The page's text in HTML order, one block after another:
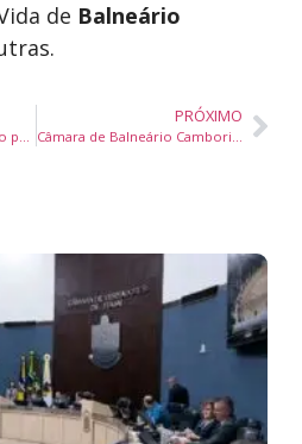
de Balneário
Maior residencial de médio padrão do litoral de SC tem quase 60% das unidades vendidas em 15 dias
PRÓXIMO
Câmara de Balneário Camboriú entrega Prêmio Professor Nota Dez 2025 a 63 educadores